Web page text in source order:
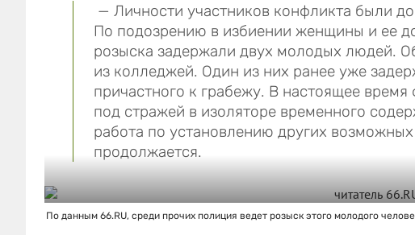
— Личности участников конфликта были
По подозрению в избиении женщины и ее
розыска задержали двух молодых людей.
из колледжей. Один из них ранее уже
причастного к грабежу. В настоящее
под стражей в изоляторе временного
работа по установлению других
продолжается.
По данным 66.RU, среди прочих полиция ведет розыск этого молодого